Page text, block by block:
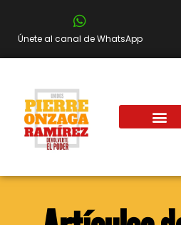
Únete al canal de WhatsApp